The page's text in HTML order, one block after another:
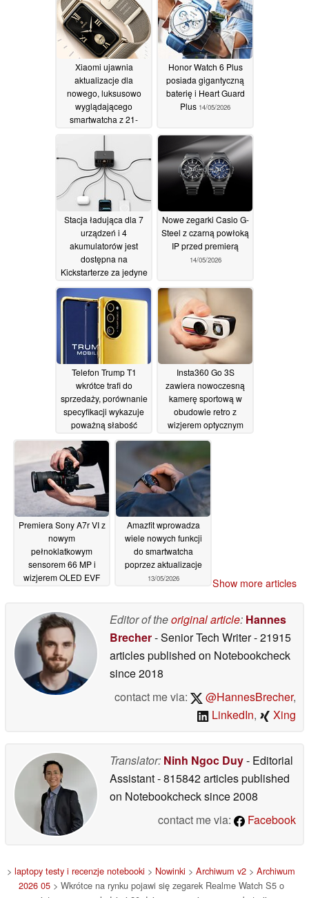
Xiaomi ujawnia
aktualizacje dla
nowego, luksusowo
wyglądającego
smartwatcha z 21-
dniowym czasem pracy
Honor Watch 6 Plus
posiada gigantyczną
baterię i Heart Guard
Plus 14/05/2026
Stacja ładująca dla 7
urządzeń i 4
akumulatorów jest
dostępna na
Kickstarterze za jedyne
99 USD14/05/2026
Nowe zegarki Casio G-
Steel z czarną powłoką
IP przed premierą
14/05/2026
Telefon Trump T1
wkrótce trafi do
sprzedaży, porównanie
specyfikacji wykazuje
poważną słabość
14/05/2026
Insta360 Go 3S
zawiera nowoczesną
kamerę sportową w
obudowie retro z
wizjerem optycznym
14/05/2026
Premiera Sony A7r VI z
nowym
pełnoklatkowym
sensorem 66 MP i
wizjerem OLED EVF
Amazfit wprowadza
wiele nowych funkcji
do smartwatcha
poprzez aktualizacje
13/05/2026 Show more articles
Editor of theoriginal article: Hannes
Brecher- Senior Tech Writer- 21915
articles published on Notebookcheck
since 2018
contact me via:
@HannesBrecher,
LinkedIn, Xing
Translator: Ninh Ngoc Duy- Editorial
Assistant- 815842 articles published
on Notebookchecksince 2008
contact me via:
Facebook
> laptopy testy i recenzje notebooki > Nowinki > Archiwum v2 > Archiwum
2026 05> Wkrótce na rynku pojawi się zegarek Realme Watch S5 o